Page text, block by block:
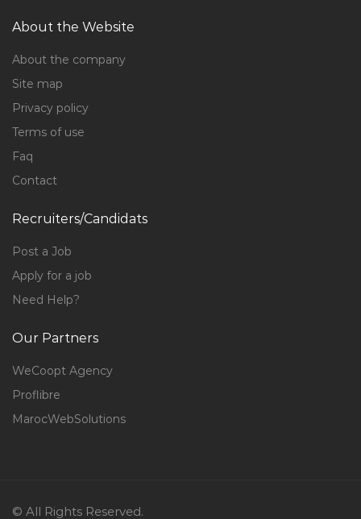
About the Website
About the company
Site map
Privacy policy
Terms of use
Faq
Contact
Recruiters/Candidats
Post a Job
Apply for a job
Need Help?
Our Partners
WeCoopt Agency
Proflibre
MarocWebSolutions
© All Rights Reserved.